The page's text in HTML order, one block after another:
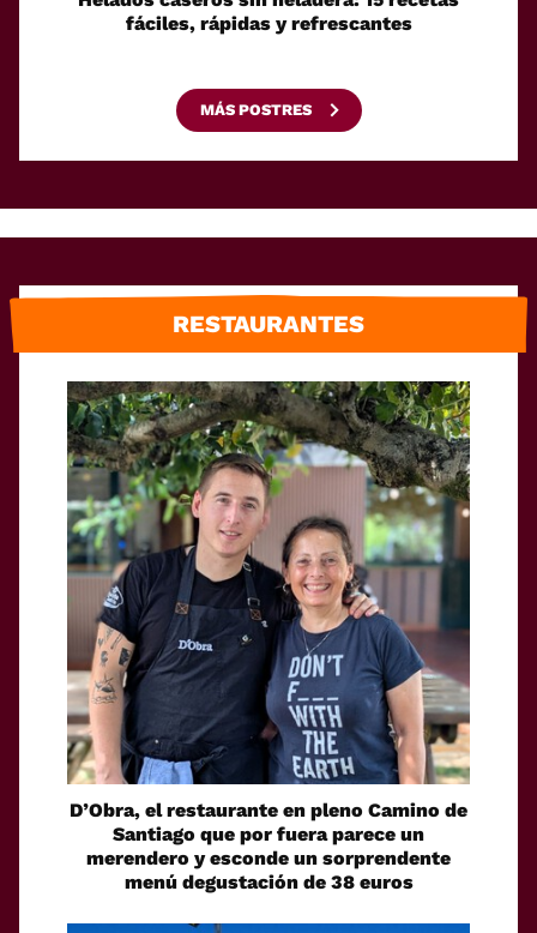
fáciles, rápidas y refrescantes
MÁS POSTRES
RESTAURANTES
D’Obra, el restaurante en pleno Camino de
Santiago que por fuera parece un
merendero y esconde un sorprendente
menú degustación de 38 euros